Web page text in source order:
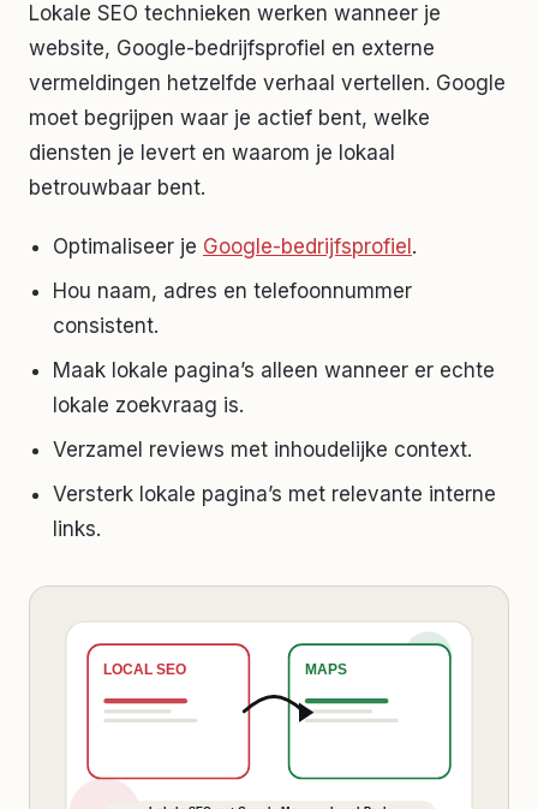
Lokale SEO technieken werken wanneer je
website, Google-bedrijfsprofiel en externe
vermeldingen hetzelfde verhaal vertellen. Google
moet begrijpen waar je actief bent, welke
diensten je levert en waarom je lokaal
betrouwbaar bent.
Optimaliseer je Google-bedrijfsprofiel .
Hou naam, adres en telefoonnummer
consistent.
Maak lokale pagina’s alleen wanneer er echte
lokale zoekvraag is.
Verzamel reviews met inhoudelijke context.
Versterk lokale pagina’s met relevante interne
links.